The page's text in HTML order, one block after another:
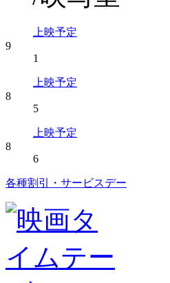
上映予定
9
1
上映予定
8
5
上映予定
8
6
各種割引・サービスデー